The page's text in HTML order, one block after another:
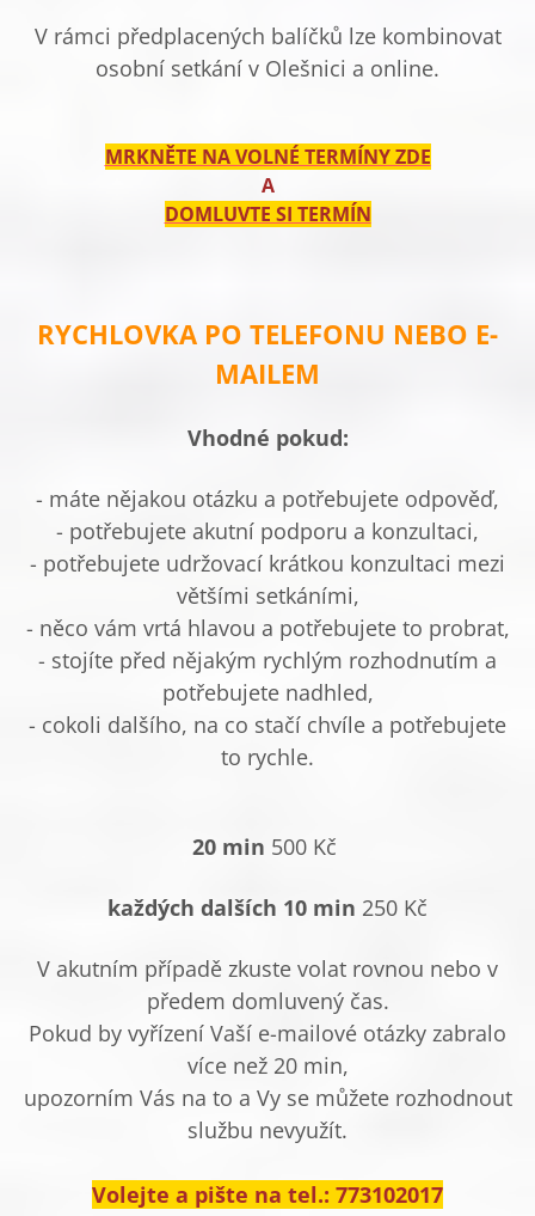
V rámci předplacených balíčků lze kombinovat
osobní setkání v Olešnici a online.
MRKNĚTE NA VOLNÉ TERMÍNY ZDE
A
DOMLUVTE SI TERMÍN
RYCHLOVKA PO TELEFONU NEBO E-
MAILEM
Vhodné pokud:
- máte nějakou otázku a potřebujete odpověď,
- potřebujete akutní podporu a konzultaci,
- potřebujete udržovací krátkou konzultaci mezi
většími setkáními,
- něco vám vrtá hlavou a potřebujete to probrat,
- stojíte před nějakým rychlým rozhodnutím a
potřebujete nadhled,
- cokoli dalšího, na co stačí chvíle a potřebujete
to rychle.
20 min 500 Kč
každých dalších 10 min 250 Kč
V akutním případě zkuste volat rovnou nebo v
předem domluvený čas.
Pokud by vyřízení Vaší e-mailové otázky zabralo
více než 20 min,
upozorním Vás na to a Vy se můžete rozhodnout
službu nevyužít.
Volejte a pište na tel.: 773102017